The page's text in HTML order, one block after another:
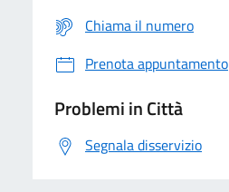
Chiama il numero
Prenota appuntamento
Problemi in Città
Segnala disservizio